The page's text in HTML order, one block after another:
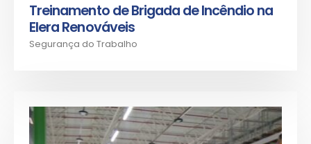
Treinamento de Brigada de Incêndio na
Elera Renováveis
Segurança do Trabalho